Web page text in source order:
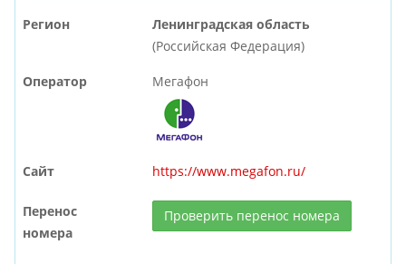
Регион
Ленинградская область
(Российская Федерация)
Оператор Мегафон
Сайт https://www.megafon.ru/
Перенос
номера
Проверить перенос номера